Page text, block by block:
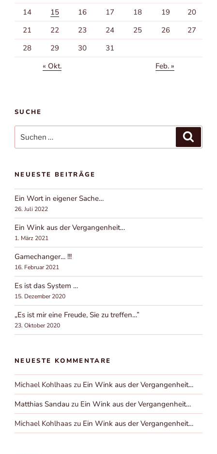
14
15 16 17 18 19
20
21
22 23 24 25 26
27
28
29 30
31
« Okt.
Feb. »
SUCHE
nach:
NEUESTE BEITRÄGE
Ein Wort in eigener Sache…
26. Juli 2022
Ein Wink aus der Vergangenheit…
1. März 2021
Gamechanger… !!!
16. Februar 2021
Es ist das System …
15. Dezember 2020
„Es ist mir eine Freude, Sie zu treffen…”
23. Oktober 2020
NEUESTE KOMMENTARE
Michael Kohlhaas zu Ein Wink aus der Vergangenheit…
Matthias Sandau zu Ein Wink aus der Vergangenheit…
Michael Kohlhaas zu Ein Wink aus der Vergangenheit…